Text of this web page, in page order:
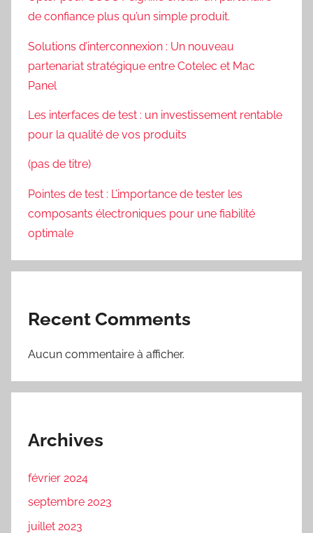
de confiance plus qu’un simple produit.
Solutions d’interconnexion : Un nouveau
partenariat stratégique entre Cotelec et Mac
Panel
Les interfaces de test : un investissement rentable
pour la qualité de vos produits
(pas de titre)
Pointes de test : L’importance de tester les
composants électroniques pour une fiabilité
optimale
Recent Comments
Aucun commentaire à afficher.
Archives
février 2024
septembre 2023
juillet 2023